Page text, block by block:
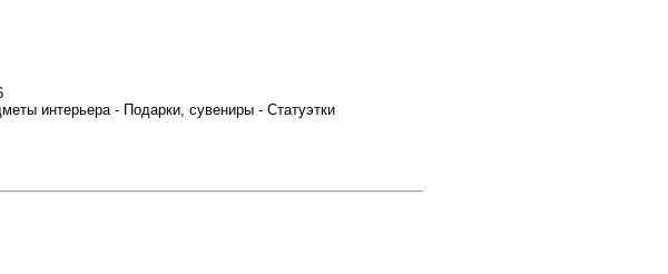
интерьера - Подарки, сувениры - Статуэтки